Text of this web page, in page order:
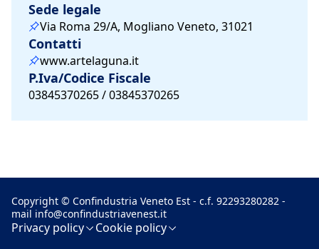
Sede legale
Via Roma 29/A, Mogliano Veneto, 31021
Contatti
www.artelaguna.it
P.Iva/Codice Fiscale
03845370265 / 03845370265
Copyright © Confindustria Veneto Est - c.f. 92293280282 -
mail info@confindustriavenest.it
Privacy policy Cookie policy